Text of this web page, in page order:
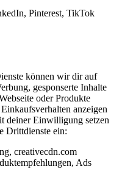
Pinterest, TikTok
können wir dir auf
gesponserte Inhalte
oder Produkte
anzeigen
deiner Einwilligung setzen
Drittdienste ein:
creativecdn.com
Ads